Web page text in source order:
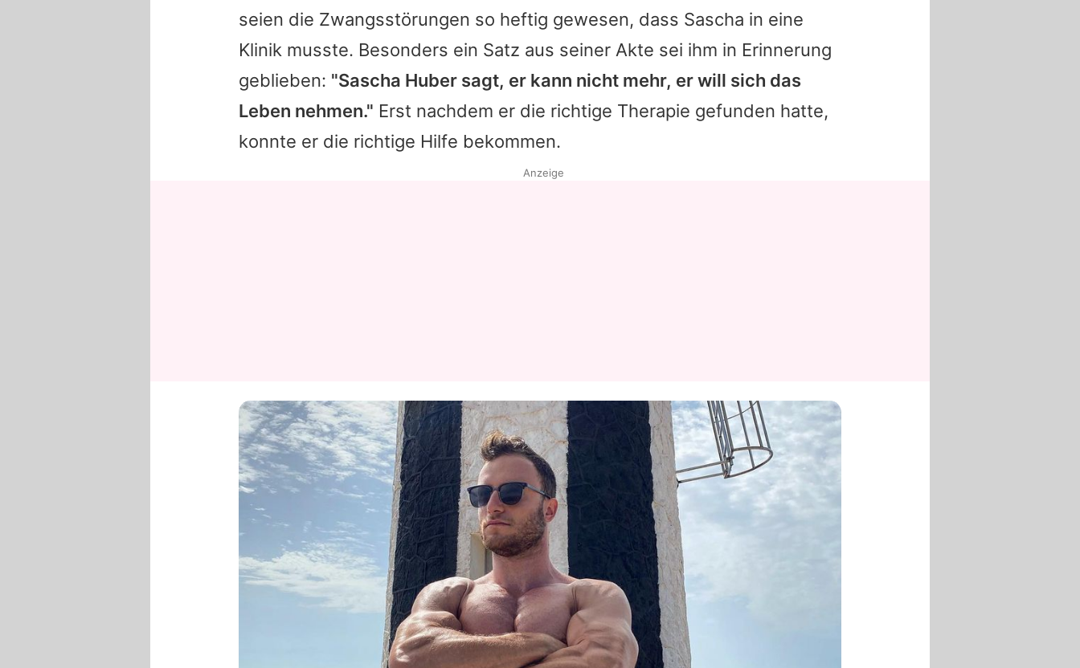
seien die Zwangsstörungen so heftig gewesen, dass Sascha in eine
Klinik musste. Besonders ein Satz aus seiner Akte sei ihm in Erinnerung
geblieben: "Sascha Huber sagt, er kann nicht mehr, er will sich das
Leben nehmen." Erst nachdem er die richtige Therapie gefunden hatte,
konnte er die richtige Hilfe bekommen.
Anzeige